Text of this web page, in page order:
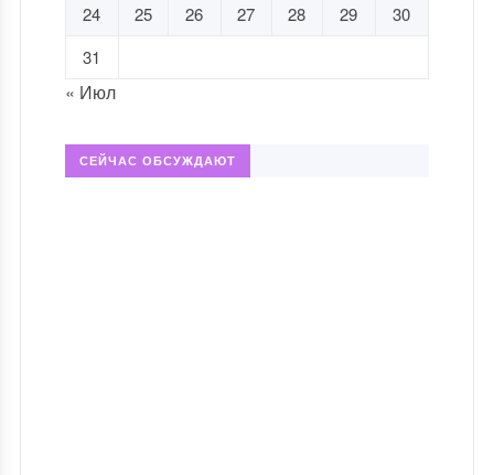
24
25 26 27 28 29
30
31
« Июл
СЕЙЧАС ОБСУЖДАЮТ